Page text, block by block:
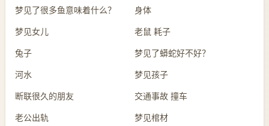
梦见了很多鱼意味着什么？ 身体
梦见女儿 老鼠 耗子
兔子 梦见了蟒蛇好不好？
河水 梦见孩子
断联很久的朋友 交通事故 撞车
老公出轨 梦见棺材